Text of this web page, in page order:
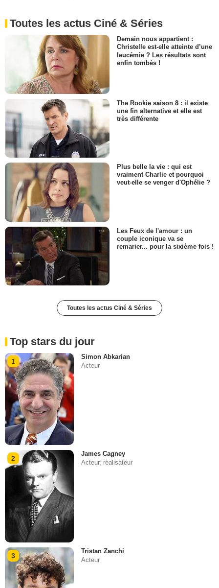
Toutes les actus Ciné & Séries
Demain nous appartient :
Christelle est-elle atteinte d’une
leucémie ? Les résultats sont
enfin tombés !
The Rookie saison 8 : il existe
une fin alternative et elle est
très différente
Plus belle la vie : qui est
vraiment Charlie et pourquoi
veut-elle se venger d'Ophélie ?
Les Feux de l'amour : un
couple iconique va se
remarier... pour la sixième fois !
Toutes les actus Ciné & Séries
Top stars du jour
1
Simon Abkarian
Acteur
2
James Cagney
Acteur, réalisateur
3
Tristan Zanchi
Acteur